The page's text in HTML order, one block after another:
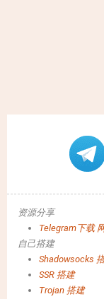
资源分享
Telegram下载
自己搭建
Shadowsocks
SSR 搭建
Trojan 搭建